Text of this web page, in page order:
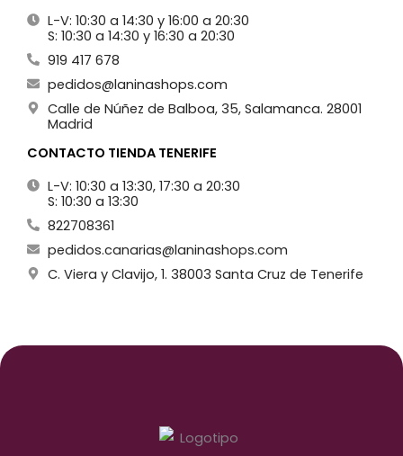
L-V: 10:30 a 14:30 y 16:00 a 20:30
S: 10:30 a 14:30 y 16:30 a 20:30
919 417 678
pedidos@laninashops.com
Calle de Núñez de Balboa, 35, Salamanca. 28001
Madrid
CONTACTO TIENDA TENERIFE
L-V: 10:30 a 13:30, 17:30 a 20:30
S: 10:30 a 13:30
822708361
pedidos.canarias@laninashops.com
C. Viera y Clavijo, 1. 38003 Santa Cruz de Tenerife